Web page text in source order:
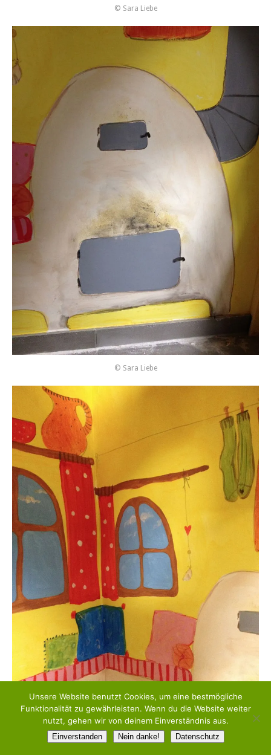
© Sara Liebe
© Sara Liebe
Unsere Website benutzt Cookies, um eine bestmögliche
Funktionalität zu gewährleisten. Wenn du die Website weiter
nutzt, gehen wir von deinem Einverständnis aus.
Einverstanden Nein danke! Datenschutz